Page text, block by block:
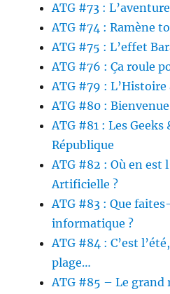
ATG #73 :
ATG #74 : Ramène
ATG #75 : L’effet
ATG #76 : Ça roule
ATG #79 : L’Histoire
ATG #80 :
ATG #81 : Les Geeks
République
ATG #82 : Où en est
Artificielle ?
ATG #83 : Que
informatique ?
ATG #84 : C’est
plage…
ATG #85 – Le grand